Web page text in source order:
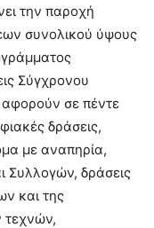
την παροχή
συνολικού ύψους
Σύγχρονου
αφορούν σε πέντε
δράσεις,
με αναπηρία,
Συλλογών, δράσεις
και της
τεχνών,